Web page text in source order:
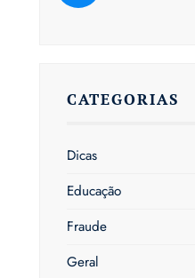
CATEGORIAS
Dicas
Educação
Fraude
Geral